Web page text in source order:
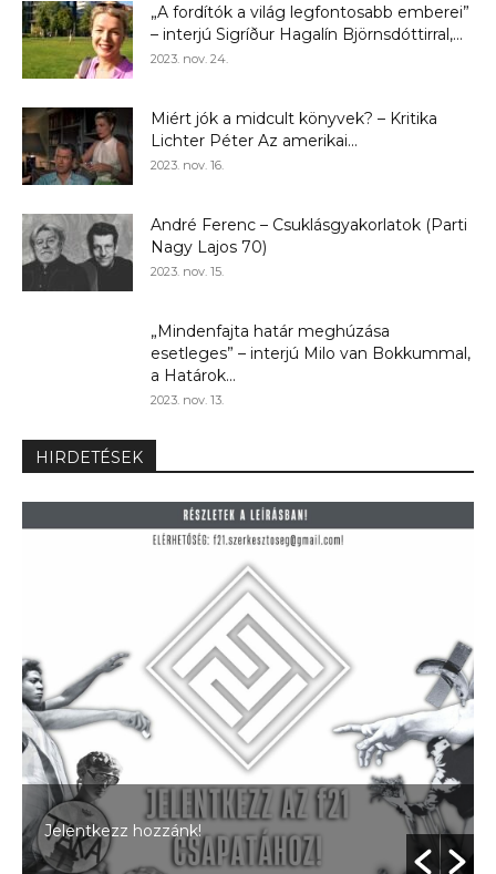
„A fordítók a világ legfontosabb emberei”
– interjú Sigríður Hagalín Björnsdóttirral,...
2023. nov. 24.
Miért jók a midcult könyvek? – Kritika
Lichter Péter Az amerikai...
2023. nov. 16.
André Ferenc – Csuklásgyakorlatok (Parti
Nagy Lajos 70)
2023. nov. 15.
„Mindenfajta határ meghúzása
esetleges” – interjú Milo van Bokkummal,
a Határok...
2023. nov. 13.
HIRDETÉSEK
Jelentkezz hozzánk!